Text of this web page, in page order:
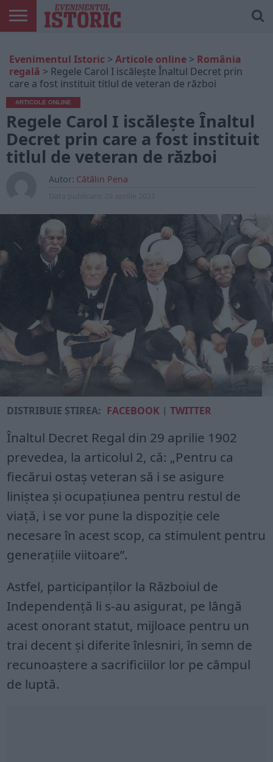
ONLINE
EDIȚII
TIPĂRITE
ISTORIC
PLAY
CONTUL
MEU
Evenimentul Istoric > Articole online > România
regală > Regele Carol I iscălește Înaltul Decret prin
care a fost instituit titlul de veteran de război
ARTICOLE ONLINE
Regele Carol I iscălește Înaltul
Decret prin care a fost instituit
titlul de veteran de război
Autor: Cătălin Pena
DISTRIBUIE ȘTIREA: FACEBOOK |TWITTER
Înaltul Decret Regal din 29 aprilie 1902
prevedea, la articolul 2, că: „Pentru ca
fiecărui ostaş veteran să i se asigure
liniştea şi ocupaţiunea pentru restul de
viaţă, i se vor pune la dispoziţie cele
necesare în acest scop, ca stimulent pentru
generaţiile viitoare”.
Astfel, participanţilor la Războiul de
Independenţă li s-au asigurat, pe lângă
acest onorant statut, mijloace pentru un
trai decent şi diferite înlesniri, în semn de
recunoaştere a sacrificiilor lor pe câmpul
de luptă.